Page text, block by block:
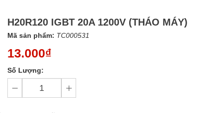
H20R120 IGBT 20A 1200V (THÁO MÁY)
Mã sản phẩm: TC000531
13.000₫
Số Lượng: